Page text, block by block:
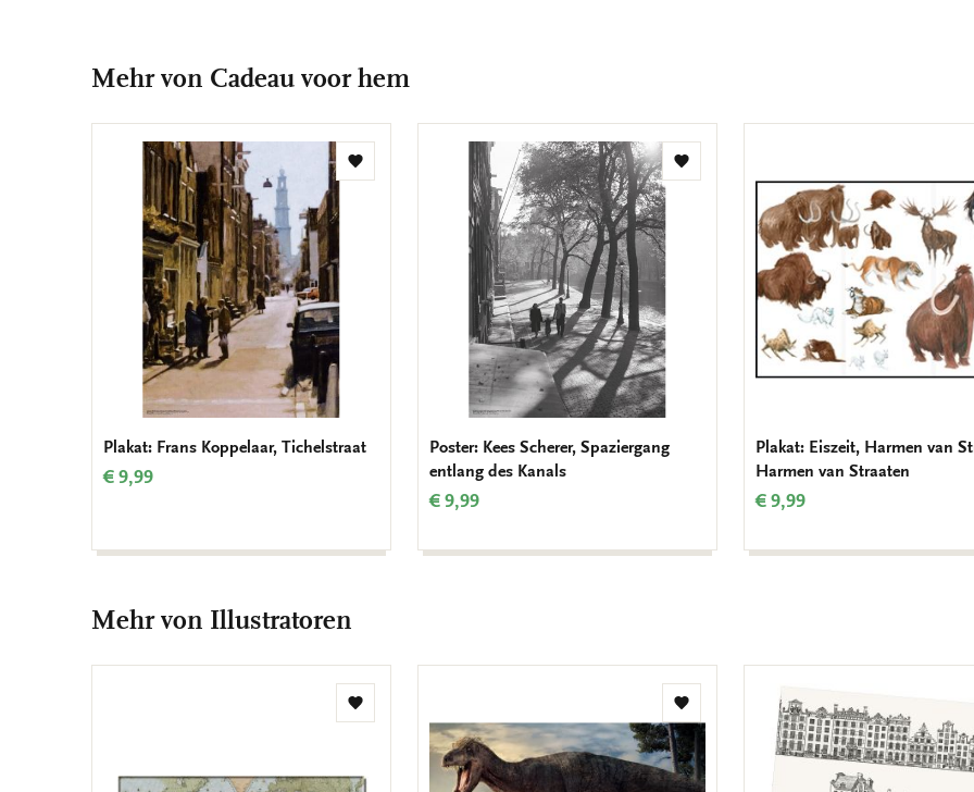
Mehr von Cadeau voor hem
Zur
Plakat: Frans Koppelaar, Tichelstraat
€ 9,99
Zur
Wunschliste
hinzufügen
Poster: Kees Scherer, Spaziergang
entlang des Kanals
€ 9,99
Plakat: Eiszeit, Harmen van
Harmen van Straaten
€ 9,99
Mehr von Illustratoren
Zur
Wunschliste
hinzufügen
Zur
Wunschliste
hinzufügen